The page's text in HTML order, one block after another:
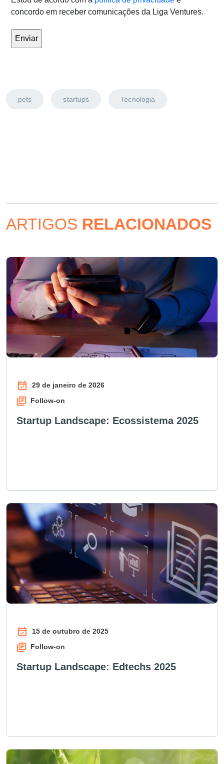
concordo em receber comunicações da Liga Ventures.
pets startups Tecnologia
ARTIGOS RELACIONADOS
29 de janeiro de 2026
Follow-on
Startup Landscape: Ecossistema 2025
15 de outubro de 2025
Follow-on
Startup Landscape: Edtechs 2025